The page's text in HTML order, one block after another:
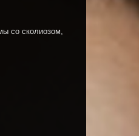
со сколиозом,